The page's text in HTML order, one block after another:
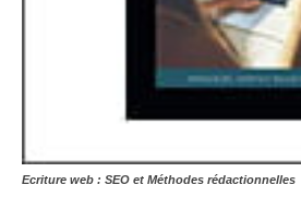
Ecriture web : SEO et Méthodes rédactionnelles